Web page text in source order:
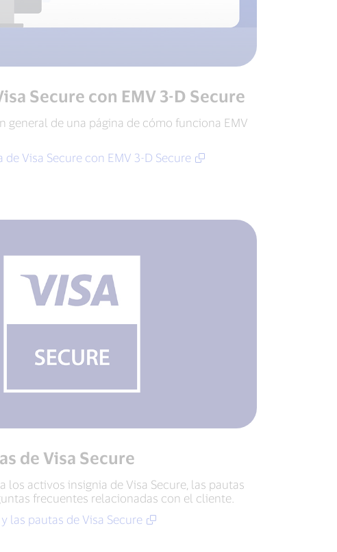
Secure con EMV 3-D Secure
general de una página de cómo funciona EMV
Visa Secure con EMV 3-D Secure
de Visa Secure
los activos insignia de Visa Secure, las pautas
frecuentes relacionadas con el cliente.
las pautas de Visa Secure